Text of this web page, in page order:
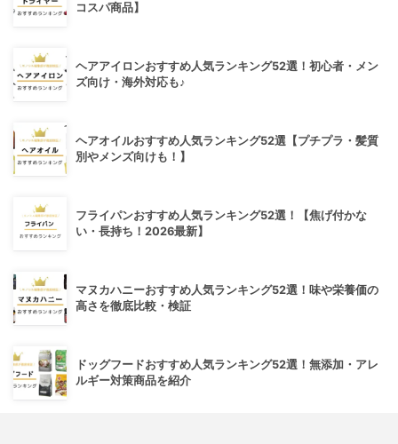
コスパ商品】
ヘアアイロンおすすめ人気ランキング52選！初心者・メン
ズ向け・海外対応も♪
ヘアオイルおすすめ人気ランキング52選【プチプラ・髪質
別やメンズ向けも！】
フライパンおすすめ人気ランキング52選！【焦げ付かな
い・長持ち！2026最新】
マヌカハニーおすすめ人気ランキング52選！味や栄養価の
高さを徹底比較・検証
ドッグフードおすすめ人気ランキング52選！無添加・アレ
ルギー対策商品を紹介